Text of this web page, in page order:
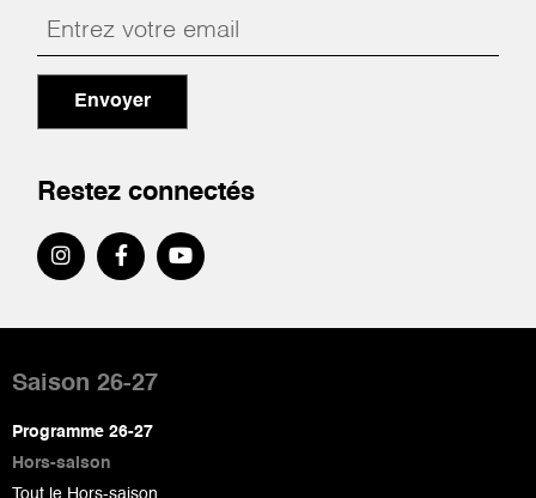
Envoyer
Restez connectés
de
page
Saison 26-27
Programme 26-27
Hors-saison
Tout le Hors-saison